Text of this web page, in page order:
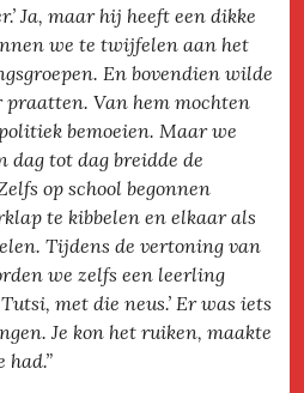
Ja, maar hij heeft een dikke
we te twijfelen aan het
En bovendien wilde
Van hem mochten
bemoeien. Maar we
dag tot dag breidde de
op school begonnen
te kibbelen en elkaar als
Tijdens de vertoning van
we zelfs een leerling
met die neus.’ Er was iets
Je kon het ruiken, maakte